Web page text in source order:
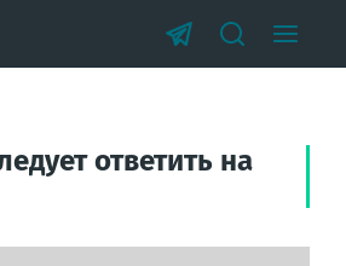
ответить на